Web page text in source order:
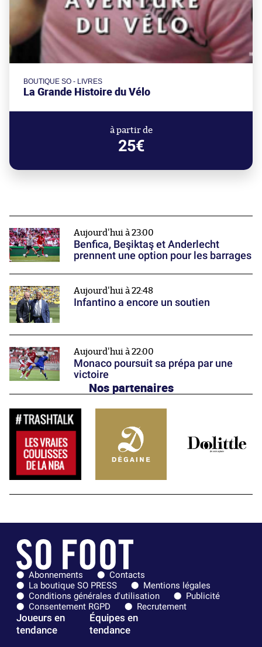
BOUTIQUE SO - LIVRES
La Grande Histoire du Vélo
à partir de
25€
Aujourd'hui à 23:00
Benfica, Beşiktaş et Anderlecht
prennent une option pour les barrages
Aujourd'hui à 22:48
Infantino a encore un soutien
Aujourd'hui à 22:00
Monaco poursuit sa prépa par une
victoire
Nos partenaires
Abonnements
Contacts
La boutique SO PRESS
Mentions légales
Conditions générales d'utilisation
Publicité
Consentement RGPD
Recrutement
Joueurs en
tendance
Équipes en
tendance